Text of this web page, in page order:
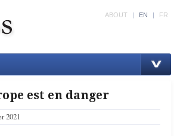
ABOUT | EN | FR
est en danger
2021